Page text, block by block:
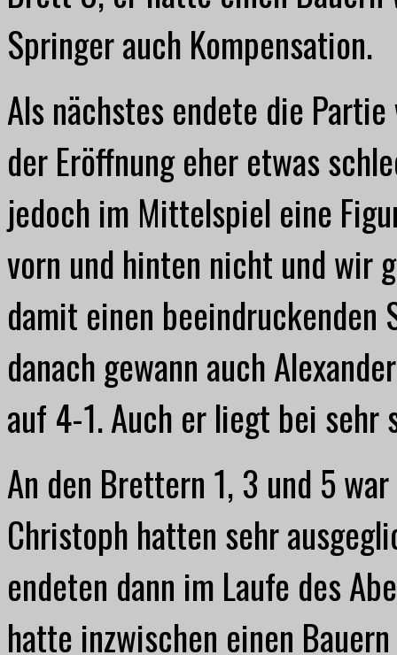
Springer auch Kompensation.
Als nächstes endete die
der Eröffnung eher etwas
jedoch im Mittelspiel eine
vorn und hinten nicht und wir
damit einen beeindruckenden
danach gewann auch
auf 4-1. Auch er liegt bei sehr
An den Brettern 1, 3 und 5
Christoph hatten sehr
endeten dann im Laufe des
hatte inzwischen einen